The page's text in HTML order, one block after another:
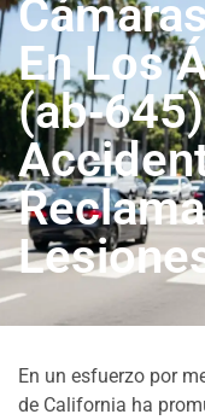
En Los
En un esfuerzo por
de California ha